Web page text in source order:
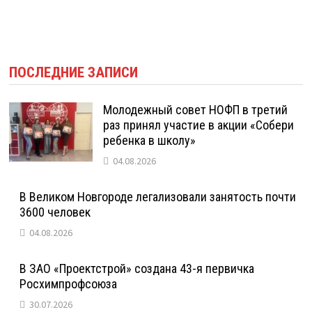
ПОСЛЕДНИЕ ЗАПИСИ
Молодежный совет НОФП в третий
раз принял участие в акции «Собери
ребенка в школу»
04.08.2026
В Великом Новгороде легализовали занятость почти
3600 человек
04.08.2026
В ЗАО «Проектстрой» создана 43-я первичка
Росхимпрофсоюза
30.07.2026